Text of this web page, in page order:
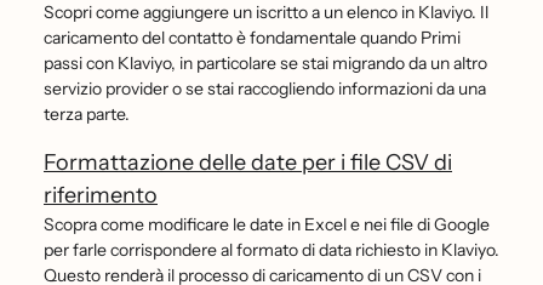
Scopri come aggiungere un iscritto a un elenco in Klaviyo. Il
caricamento del contatto è fondamentale quando Primi
passi con Klaviyo, in particolare se stai migrando da un altro
servizio provider o se stai raccogliendo informazioni da una
terza parte.
Formattazione delle date per i file CSV di
riferimento
Scopra come modificare le date in Excel e nei file di Google
per farle corrispondere al formato di data richiesto in Klaviyo.
Questo renderà il processo di caricamento di un CSV con i